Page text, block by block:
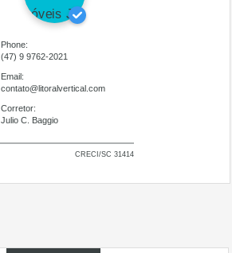
Phone:
(47) 9 9762-2021
Email:
contato@litoralvertical.com
Corretor:
Julio C. Baggio
CRECI/SC 31414